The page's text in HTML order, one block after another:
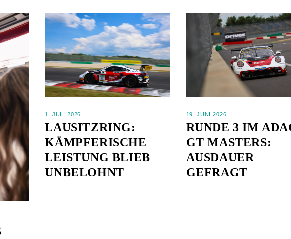
1. JULI 2026
LAUSITZRING:
KÄMPFERISCHE
LEISTUNG BLIEB
UNBELOHNT
19. JUNI 2026
RUNDE 3 IM
GT MASTERS:
AUSDAUER
GEFRAGT